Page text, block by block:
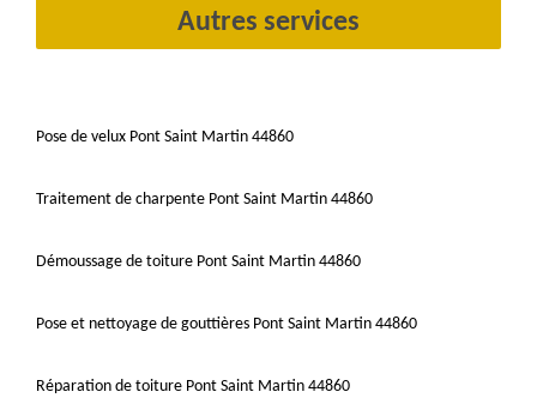
Autres services
Pose de velux Pont Saint Martin 44860
Traitement de charpente Pont Saint Martin 44860
Démoussage de toiture Pont Saint Martin 44860
Pose et nettoyage de gouttières Pont Saint Martin 44860
Réparation de toiture Pont Saint Martin 44860